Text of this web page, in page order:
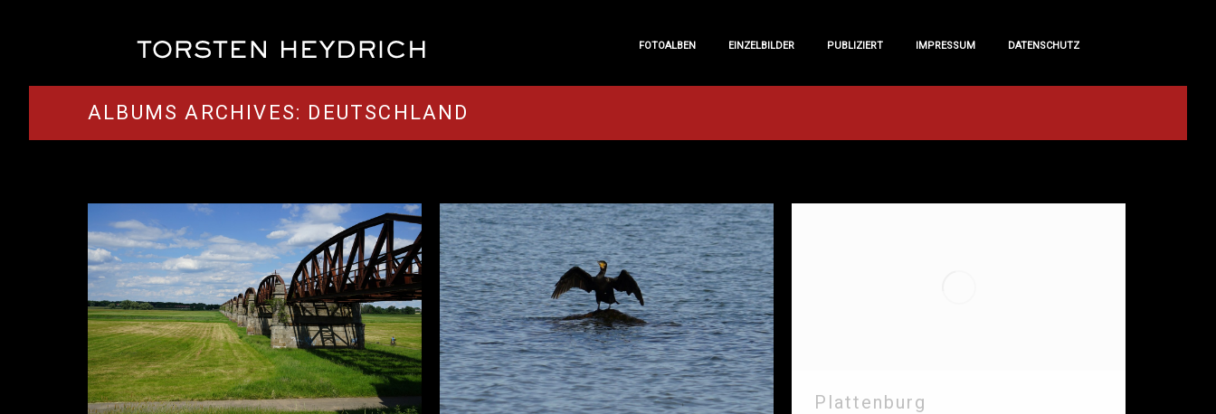
FOTOALBEN EINZELBILDER PUBLIZIERT IMPRESSUM DATENSCHUTZ
ALBUMS ARCHIVES: DEUTSCHLAND
Plattenburg